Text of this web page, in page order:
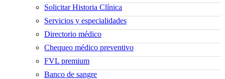
Solicitar Historia Clínica
Servicios y especialidades
Directorio médico
Chequeo médico preventivo
FVL premium
Banco de sangre